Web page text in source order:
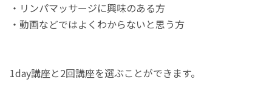
・リンパマッサージに興味のある方
・動画などではよくわからないと思う方
1day講座と2回講座を選ぶことができます。